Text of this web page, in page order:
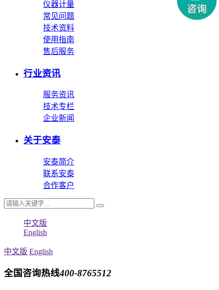
仪器计量
常见问题
技术资料
使用指南
售后服务
行业资讯
服务资讯
技术专栏
企业新闻
关于安泰
安泰简介
联系安泰
合作客户
中文版
English
中文版 English
全国咨询热线400-8765512